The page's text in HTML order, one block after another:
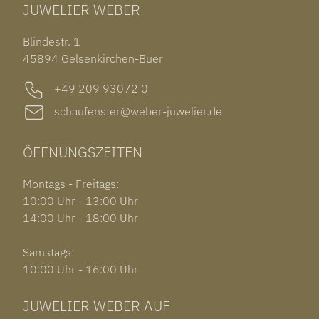
OHRSCHMUCK
OUT OF COLLECTION
ROLEX SUBMARINER DATE
GARMIN VENU 3S
JUWELIER WEBER
Blindestr. 1
45894 Gelsenkirchen-Buer
+49 209 93072 0
schaufenster@weber-juwelier.de
ÖFFNUNGSZEITEN
Montags - Freitags:
10:00 Uhr - 13:00 Uhr
14:00 Uhr - 18:00 Uhr
Samstags:
10:00 Uhr - 16:00 Uhr
JUWELIER WEBER AUF